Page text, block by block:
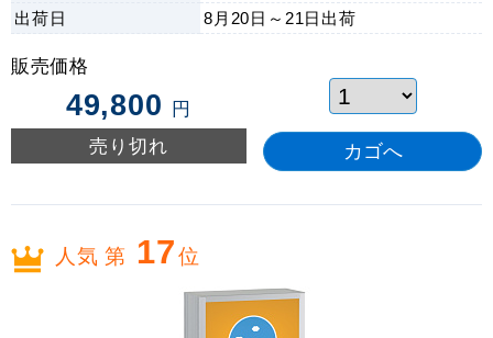
出荷日 8月20日～21日 出荷
販売価格
49,800 円
売り切れ
人気 第 17位